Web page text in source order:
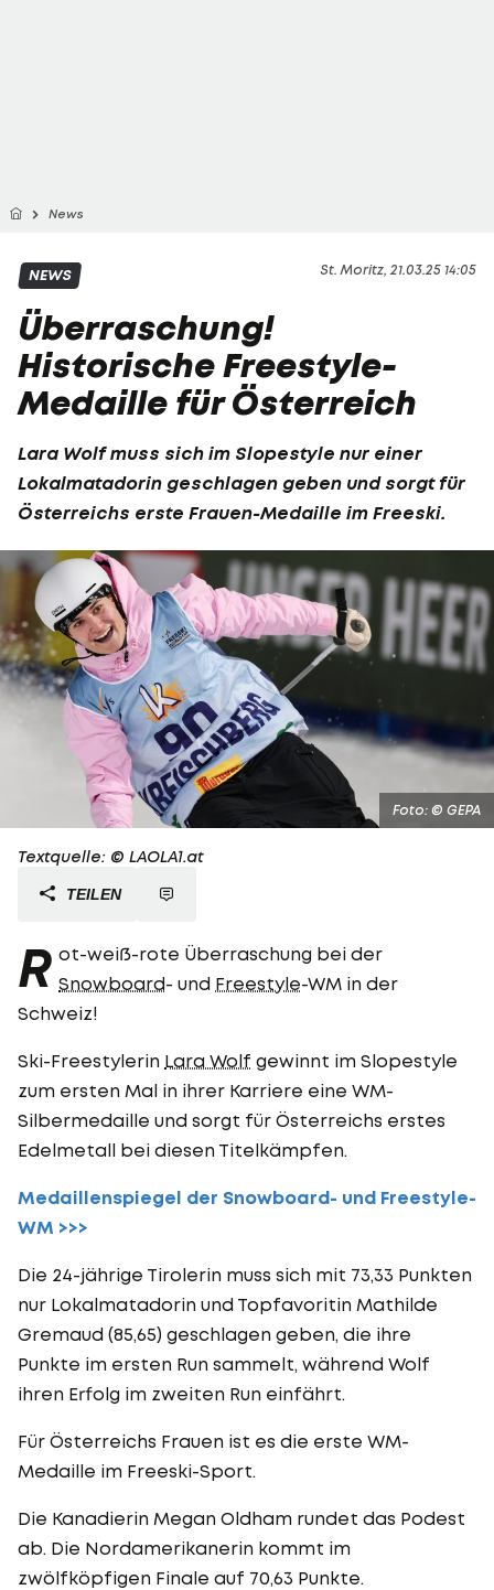
News
St. Moritz, 21.03.25 14:05
NEWS
Überraschung!
Historische Freestyle-
Medaille für Österreich
Lara Wolfmuss sich im Slopestyle nur einer
Lokalmatadorin geschlagen geben und sorgt für
Österreichs erste Frauen-Medaille im Freeski.
Foto: © GEPA
Textquelle: © LAOLA1.at
TEILEN
R ot-weiß-rote Überraschung bei der
Snowboard- und Freestyle-WM in der
Schweiz!
Ski-Freestylerin Lara Wolf gewinnt im Slopestyle
zum ersten Mal in ihrer Karriere eine WM-
Silbermedaille und sorgt für Österreichs erstes
Edelmetall bei diesen Titelkämpfen.
Medaillenspiegel der Snowboard- und Freestyle-
WM >>>
Die 24-jährige Tirolerin muss sich mit 73,33 Punkten
nur Lokalmatadorin und Topfavoritin Mathilde
Gremaud (85,65) geschlagen geben, die ihre
Punkte im ersten Run sammelt, während Wolf
ihren Erfolg im zweiten Run einfährt.
Für Österreichs Frauen ist es die erste WM-
Medaille im Freeski-Sport.
Die Kanadierin Megan Oldham rundet das Podest
ab. Die Nordamerikanerin kommt im
zwölfköpfigen Finale auf 70,63 Punkte.